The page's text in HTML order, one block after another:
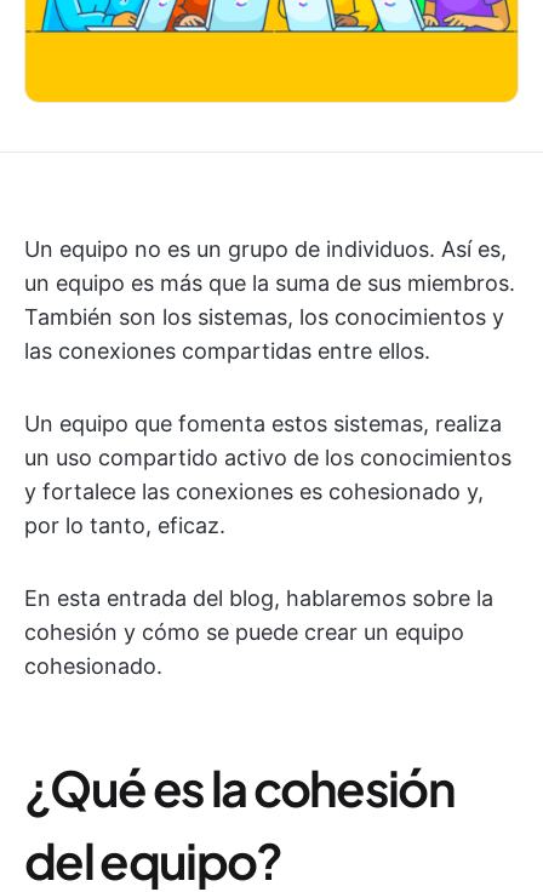
Un equipo no es un grupo de individuos. Así es,
un equipo es más que la suma de sus miembros.
También son los sistemas, los conocimientos y
las conexiones compartidas entre ellos.
Un equipo que fomenta estos sistemas, realiza
un uso compartido activo de los conocimientos
y fortalece las conexiones es cohesionado y,
por lo tanto, eficaz.
En esta entrada del blog, hablaremos sobre la
cohesión y cómo se puede crear un equipo
cohesionado.
¿Qué es la cohesión
del equipo?